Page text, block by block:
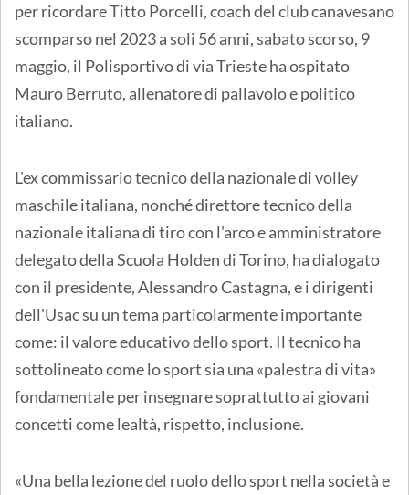
per ricordare Titto Porcelli, coach del club canavesano
scomparso nel 2023 a soli 56 anni, sabato scorso, 9
maggio, il Polisportivo di via Trieste ha ospitato
Mauro Berruto, allenatore di pallavolo e politico
italiano.
L'ex commissario tecnico della nazionale di volley
maschile italiana, nonché direttore tecnico della
nazionale italiana di tiro con l'arco e amministratore
delegato della Scuola Holden di Torino, ha dialogato
con il presidente, Alessandro Castagna, e i dirigenti
dell'Usac su un tema particolarmente importante
come: il valore educativo dello sport. Il tecnico ha
sottolineato come lo sport sia una «palestra di vita»
fondamentale per insegnare soprattutto ai giovani
concetti come lealtà, rispetto, inclusione.
«Una bella lezione del ruolo dello sport nella società e